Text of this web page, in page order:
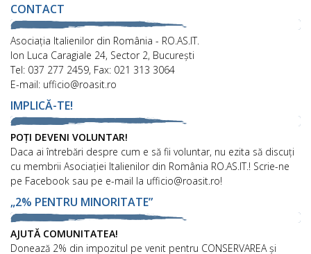
CONTACT
Asociaţia Italienilor din România - RO.AS.IT.
Ion Luca Caragiale 24, Sector 2, București
Tel: 037 277 2459, Fax: 021 313 3064
E-mail: ufficio@roasit.ro
IMPLICĂ-TE!
POȚI DEVENI VOLUNTAR!
Daca ai întrebări despre cum e să fii voluntar, nu ezita să discuți
cu membrii Asociației Italienilor din România RO.AS.IT.! Scrie-ne
pe Facebook sau pe e-mail la ufficio@roasit.ro!
„2% PENTRU MINORITATE”
AJUTĂ COMUNITATEA!
Donează 2% din impozitul pe venit pentru CONSERVAREA și